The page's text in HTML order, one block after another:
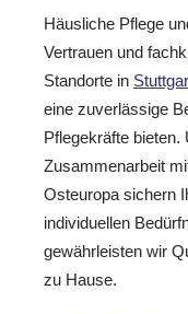
Häusliche Pflege
Vertrauen und
Standorte in
eine zuverlässige
Pflegekräfte bieten.
Zusammenarbeit
Osteuropa sichern
individuellen
gewährleisten wir
zu Hause.